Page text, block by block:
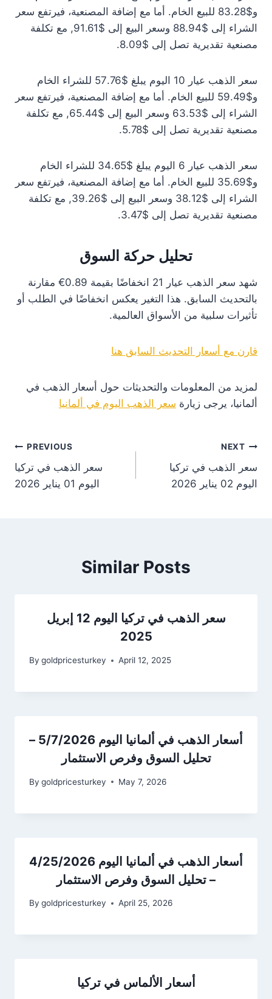
و$83.28 للبيع الخام. أما مع إضافة المصنعية، فيرتفع سعر
الشراء إلى $88.94 وسعر البيع إلى $91.61, مع تكلفة
مصنعية تقديرية تصل إلى $8.09.
سعر الذهب عيار 10 اليوم يبلغ $57.76 للشراء الخام
و$59.49 للبيع الخام. أما مع إضافة المصنعية، فيرتفع سعر
الشراء إلى $63.53 وسعر البيع إلى $65.44, مع تكلفة
مصنعية تقديرية تصل إلى $5.78.
سعر الذهب عيار 6 اليوم يبلغ $34.65 للشراء الخام
و$35.69 للبيع الخام. أما مع إضافة المصنعية، فيرتفع سعر
الشراء إلى $38.12 وسعر البيع إلى $39.26, مع تكلفة
مصنعية تقديرية تصل إلى $3.47.
تحليل حركة السوق
شهد سعر الذهب عيار 21 انخفاضًا بقيمة 0.89€ مقارنة
بالتحديث السابق. هذا التغير يعكس انخفاضًا في الطلب أو
تأثيرات سلبية من الأسواق العالمية.
قارن مع أسعار التحديث السابق هنا
لمزيد من المعلومات والتحديثات حول أسعار الذهب في
ألمانيا، يرجى زيارة سعر الذهب اليوم في ألمانيا
PREVIOUS
سعر الذهب في تركيا
اليوم 01 يناير 2026
NEXT
سعر الذهب في تركيا
اليوم 02 يناير 2026
Similar Posts
سعر الذهب في تركيا اليوم 12 إبريل
2025
By goldpricesturkey April 12, 2025
أسعار الذهب في ألمانيا اليوم 5/7/2026 –
تحليل السوق وفرص الاستثمار
By goldpricesturkey May 7, 2026
أسعار الذهب في ألمانيا اليوم 4/25/2026
– تحليل السوق وفرص الاستثمار
By goldpricesturkey April 25, 2026
أسعار الألماس في تركيا